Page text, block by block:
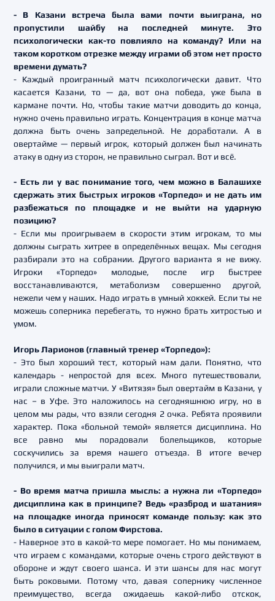
- В Казани встреча была вами почти выиграна, но
пропустили шайбу на последней минуте. Это
психологически как-то повлияло на команду? Или на
таком коротком отрезке между играми об этом нет просто
времени думать?
- Каждый проигранный матч психологически давит. Что
касается Казани, то — да, вот она победа, уже была в
кармане почти. Но, чтобы такие матчи доводить до конца,
нужно очень правильно играть. Концентрация в конце матча
должна быть очень запредельной. Не доработали. А в
овертайме — первый игрок, который должен был начинать
атаку в одну из сторон, не правильно сыграл. Вот и всё.
- Есть ли у вас понимание того, чем можно в Балашихе
сдержать этих быстрых игроков «Торпедо» и не дать им
разбежаться по площадке и не выйти на ударную
позицию?
- Если мы проигрываем в скорости этим игрокам, то мы
должны сыграть хитрее в определённых вещах. Мы сегодня
разбирали это на собрании. Другого варианта я не вижу.
Игроки «Торпедо» молодые, после игр быстрее
восстанавливаются, метаболизм совершенно другой,
нежели чем у наших. Надо играть в умный хоккей. Если ты не
можешь соперника перебегать, то нужно брать хитростью и
умом.
Игорь Ларионов (главный тренер «Торпедо»):
- Это был хороший тест, который нам дали. Понятно, что
календарь - непростой для всех. Много путешествовали,
играли сложные матчи. У «Витязя» был овертайм в Казани, у
нас – в Уфе. Это наложилось на сегодняшнюю игру, но в
целом мы рады, что взяли сегодня 2 очка. Ребята проявили
характер. Пока «больной темой» является дисциплина. Но
все равно мы порадовали болельщиков, которые
соскучились за время нашего отъезда. В итоге вечер
получился, и мы выиграли матч.
- Во время матча пришла мысль: а нужна ли «Торпедо»
дисциплина как в принципе? Ведь «разброд и шатания»
на площадке иногда приносят команде пользу: как это
было в ситуации с голом Фирстова.
- Наверное это в какой-то мере помогает. Но мы понимаем,
что играем с командами, которые очень строго действуют в
обороне и ждут своего шанса. И эти шансы для нас могут
быть роковыми. Потому что, давая сопернику численное
преимущество, всегда ожидаешь какой-либо отскок,